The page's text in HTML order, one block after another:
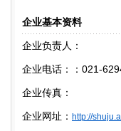
企业基本资料
企业负责人：
企业电话：：021-
企业传真：
企业网址： http://